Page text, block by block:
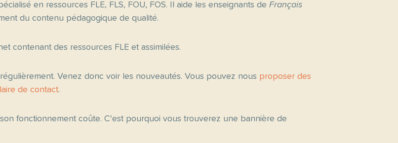
en ressources FLE, FLS, FOU, FOS. Il aide les enseignants de Français
du contenu pédagogique de qualité.
contenant des ressources FLE et assimilées.
Venez donc voir les nouveautés. Vous pouvez nous proposer des
de contact.
fonctionnement coûte. C'est pourquoi vous trouverez une bannière de